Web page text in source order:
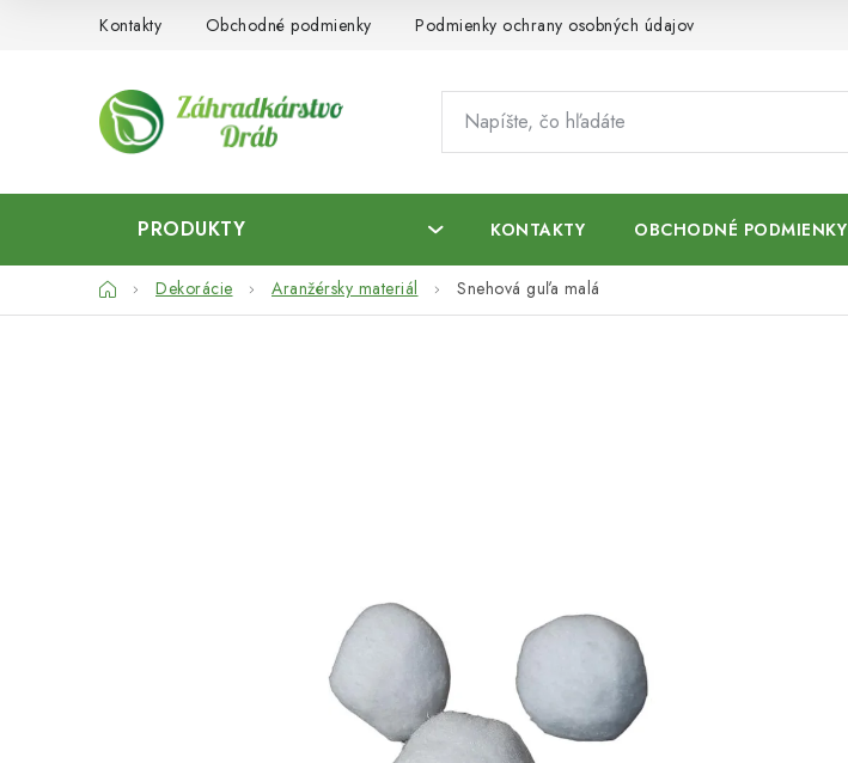
Kontakty Obchodné podmienky Podmienky ochrany osobných údajov
PRODUKTY KONTAKTY OBCHODNÉ PODMIENKY
DomovDekorácie Aranžérsky materiál Snehová guľa malá